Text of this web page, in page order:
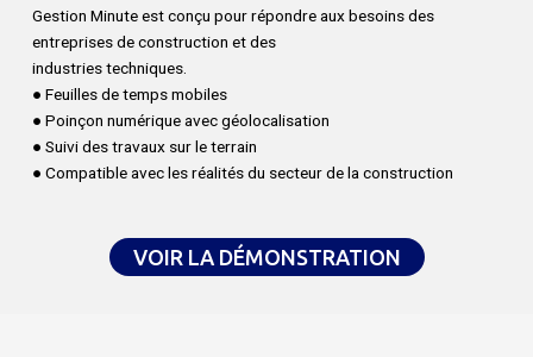
Gestion Minute est conçu pour répondre aux besoins des
entreprises de construction et des
industries techniques.
● Feuilles de temps mobiles
● Poinçon numérique avec géolocalisation
● Suivi des travaux sur le terrain
● Compatible avec les réalités du secteur de la construction
VOIR LA DÉMONSTRATION